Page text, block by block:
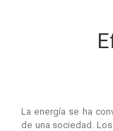
La energía se ha
de una sociedad.